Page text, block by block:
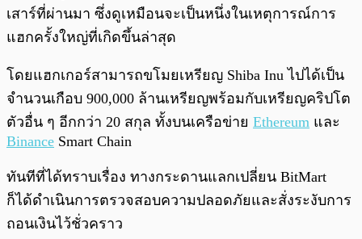
เสาร์ที่ผ่านมา ซึ่งดูเหมือนจะเป็นหนึ่งในเหตุการณ์การ
แฮกครั้งใหญ่ที่เกิดขึ้นล่าสุด
โดยแฮกเกอร์สามารถขโมยเหรียญ Shiba Inu ไปได้เป็น
จำนวนเกือบ 900,000 ล้านเหรียญพร้อมกับเหรียญคริปโต
ตัวอื่น ๆ อีกกว่า 20 สกุล ทั้งบนเครือข่าย Ethereum และ
Binance Smart Chain
ทันทีที่ได้ทราบเรื่อง ทางกระดานแลกเปลี่ยน BitMart
ก็ได้ดำเนินการตรวจสอบความปลอดภัยและสั่งระงับการ
ถอนเงินไว้ชั่วคราว